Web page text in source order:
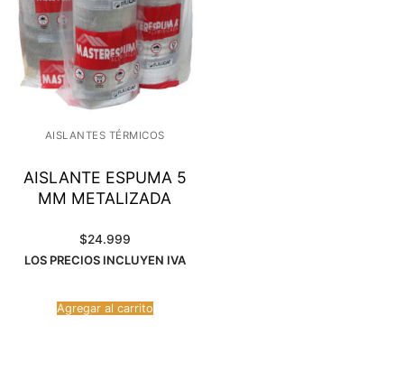
AISLANTES TÉRMICOS
AISLANTE ESPUMA 5
MM METALIZADA
$24.999
LOS PRECIOS INCLUYEN IVA
Agregar al carrito